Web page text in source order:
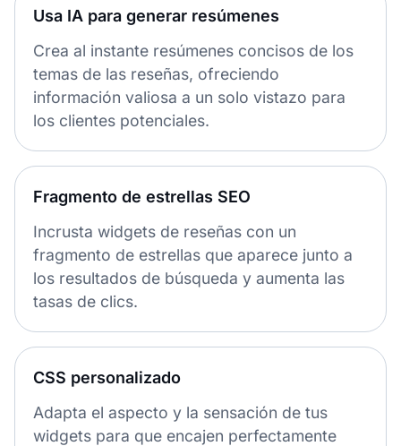
Usa IA para generar resúmenes
Crea al instante resúmenes concisos de los
temas de las reseñas, ofreciendo
información valiosa a un solo vistazo para
los clientes potenciales.
Fragmento de estrellas SEO
Incrusta widgets de reseñas con un
fragmento de estrellas que aparece junto a
los resultados de búsqueda y aumenta las
tasas de clics.
CSS personalizado
Adapta el aspecto y la sensación de tus
widgets para que encajen perfectamente